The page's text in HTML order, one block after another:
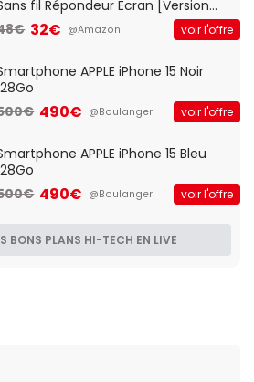
fil Répondeur Ecran [Version
Française]
32€ @Amazon voir l'offre
APPLE iPhone 15 Noir
490€ @Boulanger voir l'offre
APPLE iPhone 15 Bleu
490€ @Boulanger voir l'offre
BONS PLANS HI-TECH EN LIVE